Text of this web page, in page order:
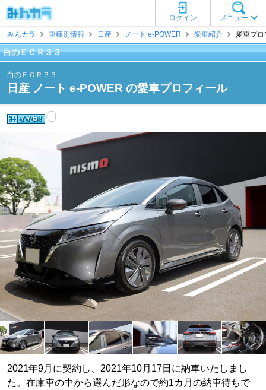
メニュー
ログイン
みんカラ
車種別情報 日産 ノート e-POWER 愛車紹介 愛車プロ
白のＥＣＲ３３
白のＥＣＲ３３
日産 ノート e-POWER の愛車プロフィール
2021年9月に契約し、2021年10月17日に納車いたしまし
た。在庫車の中から選んだ形なので約1カ月の納車待ちで